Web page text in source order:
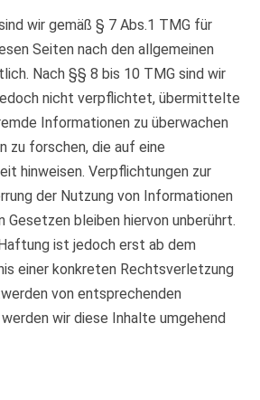
wir gemäß § 7 Abs.1 TMG für
Seiten nach den allgemeinen
Nach §§ 8 bis 10 TMG sind wir
nicht verpflichtet, übermittelte
Informationen zu überwachen
zu forschen, die auf eine
hinweisen. Verpflichtungen zur
der Nutzung von Informationen
Gesetzen bleiben hiervon unberührt.
ist jedoch erst ab dem
einer konkreten Rechtsverletzung
von entsprechenden
wir diese Inhalte umgehend